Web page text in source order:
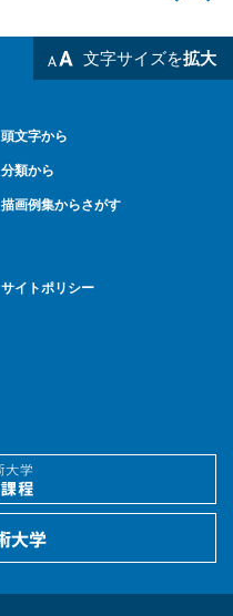
文字サイズを拡大
頭文字から
分類から
描画例集からさがす
サイトポリシー